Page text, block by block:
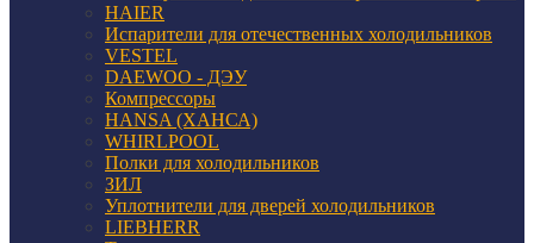
HAIER
Испарители для отечественных холодильников
VESTEL
DAEWOO - ДЭУ
Компрессоры
HANSA (ХАНСА)
WHIRLPOOL
Полки для холодильников
ЗИЛ
Уплотнители для дверей холодильников
LIEBHERR